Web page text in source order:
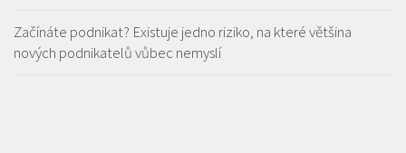
Začínáte podnikat? Existuje jedno riziko, na které většina
nových podnikatelů vůbec nemyslí